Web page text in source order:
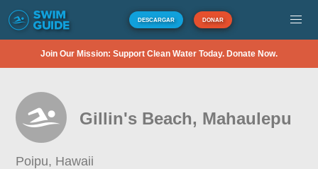
DESCARGAR DONAR
Join Our Mission: Support Clean Water Today. Donate Now.
Gillin's Beach, Mahaulepu
Poipu, Hawaii